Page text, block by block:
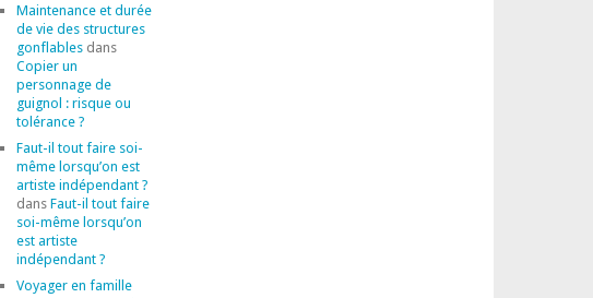
Maintenance et durée
de vie des structures
gonflablesdans
Copier un
personnage de
guignol : risque ou
tolérance ?
Faut-il tout faire soi-
même lorsqu’on est
artiste indépendant ?
dans Faut-il tout faire
soi-même lorsqu’on
est artiste
indépendant ?
Voyager en famille